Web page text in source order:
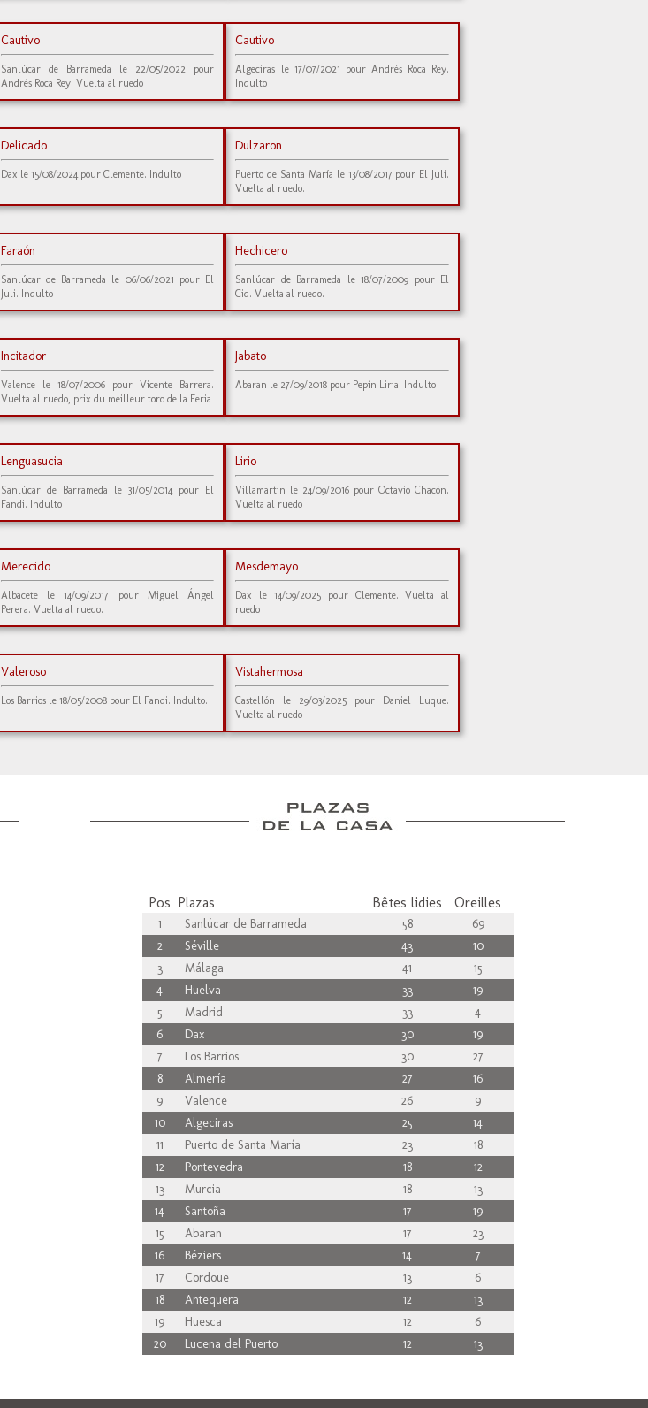
Cautivo
Sanlúcar de Barrameda le 22/05/2022 pour
Andrés Roca Rey. Vuelta al ruedo
Cautivo
Algeciras le 17/07/2021 pour Andrés Roca Rey.
Indulto
Delicado
Dax le 15/08/2024 pour Clemente. Indulto
Dulzaron
Puerto de Santa María le 13/08/2017 pour El Juli.
Vuelta al ruedo.
Faraón
Sanlúcar de Barrameda le 06/06/2021 pour El
Juli. Indulto
Hechicero
Sanlúcar de Barrameda le 18/07/2009 pour El
Cid. Vuelta al ruedo.
Incitador
Valence le 18/07/2006 pour Vicente Barrera.
Vuelta al ruedo, prix du meilleur toro de la Feria
Jabato
Abaran le 27/09/2018 pour Pepín Liria. Indulto
Lenguasucia
Sanlúcar de Barrameda le 31/05/2014 pour El
Fandi. Indulto
Lirio
Villamartin le 24/09/2016 pour Octavio Chacón.
Vuelta al ruedo
Merecido
Albacete le 14/09/2017 pour Miguel Ángel
Perera. Vuelta al ruedo.
Mesdemayo
Dax le 14/09/2025 pour Clemente. Vuelta al
ruedo
Valeroso
Los Barrios le 18/05/2008 pour El Fandi. Indulto.
Vistahermosa
Castellón le 29/03/2025 pour Daniel Luque.
Vuelta al ruedo
Pos Plazas Bêtes lidies Oreilles
1 Sanlúcar de Barrameda 58
69
2
Séville 43
10
3
Málaga 41
15
4
Huelva 33
19
5
Madrid 33
4
6
Dax 30
19
7
Los Barrios 30
27
8
Almería 27
16
9
Valence 26
9
10
Algeciras 25
14
11
Puerto de Santa María 23
18
12
Pontevedra 18
12
13
Murcia 18
13
14
Santoña 17
19
15
Abaran 17
23
16
Béziers 14
7
17
Cordoue 13
6
18
Antequera 12
13
19
Huesca 12
6
20
Lucena del Puerto 12 13